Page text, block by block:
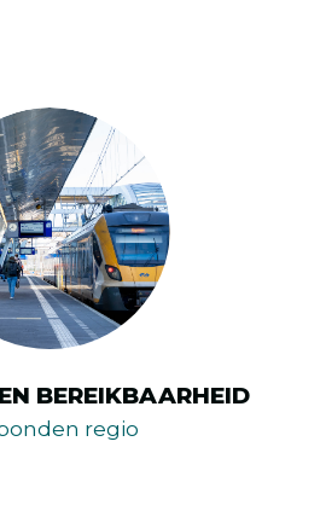
BEREIKBAARHEID
regio